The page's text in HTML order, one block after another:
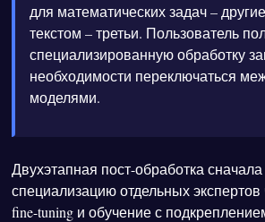
для математических задач –
текстом – третьи. Пользователь
специализированную обработку
необходимости переключаться
моделями.
Двухэтапная пост-обработка
специализацию отдельных экспертов
fine-tuning и обучение с